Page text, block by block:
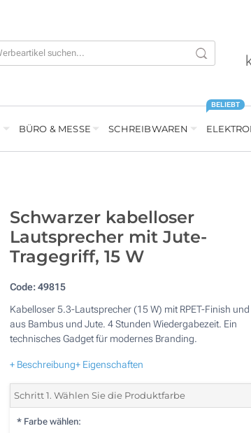
BÜRO & MESSE SCHREIBWAREN
BELIEBT
Schwarzer kabelloser
Lautsprecher mit Jute-
Tragegriff, 15 W
Code:49815
Kabelloser 5.3-Lautsprecher (15 W) mit RPET-Finish und
aus Bambus und Jute. 4 Stunden Wiedergabezeit. Ein
technisches Gadget für modernes Branding.
+ Beschreibung+ Eigenschaften
Schritt 1. Wählen Sie die Produktfarbe
* Farbe wählen: